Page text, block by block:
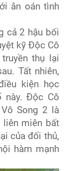
ân oán tình
cả 2 hậu bối
kỹ Độc Cô
thụ lại
Tất nhiên,
kiện học
này. Độc Cô
Song 2 là
miên bất
của đối thủ,
hàm mạnh